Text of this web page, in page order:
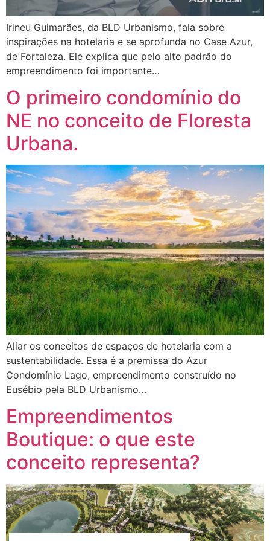
Irineu Guimarães, da BLD Urbanismo, fala sobre
inspirações na hotelaria e se aprofunda no Case Azur,
de Fortaleza. Ele explica que pelo alto padrão do
empreendimento foi importante…
O primeiro condomínio do
NE no conceito de Floresta
Urbana.
Aliar os conceitos de espaços de hotelaria com a
sustentabilidade. Essa é a premissa do Azur
Condomínio Lago, empreendimento construído no
Eusébio pela BLD Urbanismo…
Empreendimentos
Boutique: o que este
conceito representa?